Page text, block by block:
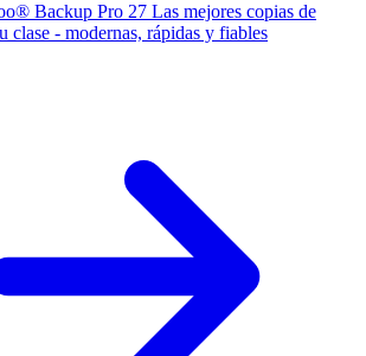
® Backup Pro 27 Las mejores copias de
clase - modernas, rápidas y fiables